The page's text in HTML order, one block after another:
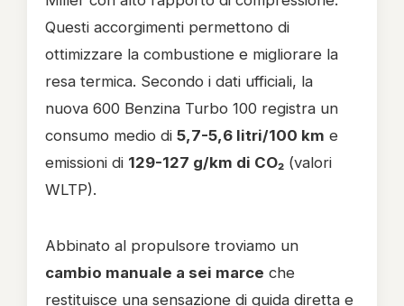
Questi accorgimenti permettono di
ottimizzare la combustione e migliorare la
resa termica. Secondo i dati ufficiali, la
nuova 600 Benzina Turbo 100 registra un
consumo medio di 5,7-5,6 litri/100 km e
emissioni di 129-127 g/km di CO₂ (valori
WLTP).
Abbinato al propulsore troviamo un
cambio manuale a sei marce che
restituisce una sensazione di guida diretta e